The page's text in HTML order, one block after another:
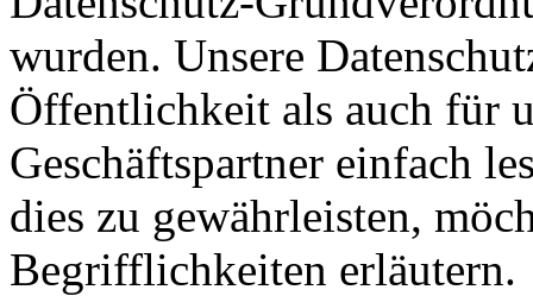
wurden. Unsere
Öffentlichkeit als auch für
Geschäftspartner einfach
dies zu gewährleisten,
Begrifflichkeiten erläutern.